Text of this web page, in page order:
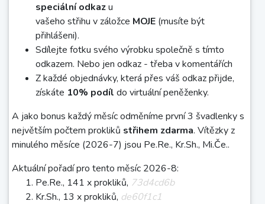
speciální odkazu
vašeho střihu v záložce MOJE (musíte být
přihlášeni).
Sdílejte fotku svého výrobku společně s tímto
odkazem. Nebo jen odkaz - třeba v komentářích
Z každé objednávky, která přes váš odkaz přijde,
získáte 10% podíl do virtuální peněženky.
A jako bonus každý měsíc odměníme první 3 švadlenky s
největším počtem prokliků střihem zdarma. Vítězky z
minulého měsíce (2026-7) jsou Pe.Re., Kr.Sh., Mi.Če..
Aktuální pořadí pro tento měsíc 2026-8:
Pe.Re., 141 x prokliků, 73d4cd6b
Kr.Sh., 13 x prokliků, de60f1c1